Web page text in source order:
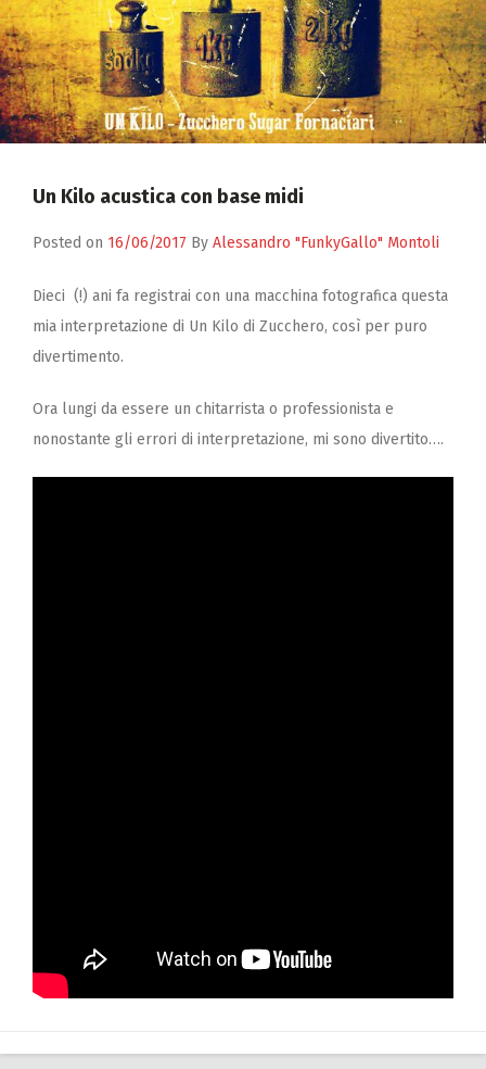
Contatti
Un Kilo acustica con base midi
Posted on 16/06/2017 By Alessandro "FunkyGallo" Montoli
Dieci (!) ani fa registrai con una macchina fotografica questa
mia interpretazione di Un Kilo di Zucchero, così per puro
divertimento.
Ora lungi da essere un chitarrista o professionista e
nonostante gli errori di interpretazione, mi sono divertito….